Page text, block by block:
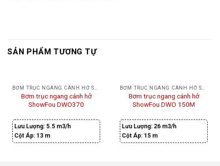
SẢN PHẨM TƯƠNG TỰ
Bơm trục ngang cánh hở
ShowFou DWO370
Lưu Lượng: 5.5 m3/h
Cột Áp: 13 m
Bơm trục ngang cánh hở
ShowFou DWO 150M
Lưu Lượng: 26 m3/h
Cột Áp: 15 m